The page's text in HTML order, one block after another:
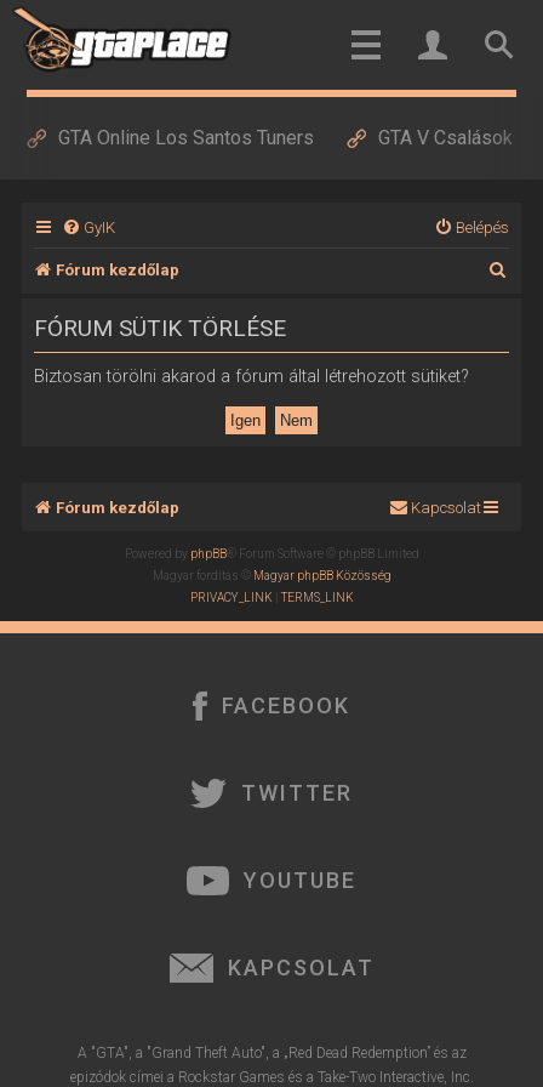
GTA Online Los Santos Tuners GTA V Csalások
GyIK Belépés
Fórum kezdőlap
FÓRUM SÜTIK TÖRLÉSE
Biztosan törölni akarod a fórum által létrehozott sütiket?
Fórum kezdőlap Kapcsolat
Powered by phpBB® Forum Software © phpBB Limited
Magyar fordítás © Magyar phpBB Közösség
PRIVACY_LINK |TERMS_LINK
FACEBOOK
TWITTER
YOUTUBE
KAPCSOLAT
A "GTA", a "Grand Theft Auto", a „Red Dead Redemption” és az
epizódok címei a Rockstar Games és a Take-Two Interactive, Inc.